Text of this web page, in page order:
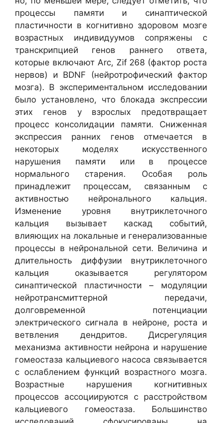
процессы памяти и синаптической
пластичности в когнитивно здоровом мозге
возрастных индивидуумов сопряжены с
транскрипцией генов раннего ответа,
которые включают Arc, Zif 268 (фактор роста
нервов) и BDNF (нейротрофический фактор
мозга). В экспериментальном исследовании
было установлено, что блокада экспрессии
этих генов у взрослых предотвращает
процесс консолидации памяти. Сниженная
экспрессия ранних генов отмечается в
некоторых моделях искусственного
нарушения памяти или в процессе
нормального старения. Особая роль
принадлежит процессам, связанным с
активностью нейронального кальция.
Изменение уровня внутриклеточного
кальция вызывает каскад событий,
влияющих на локальные и генерализованные
процессы в нейрональной сети. Величина и
длительность диффузии внутриклеточного
кальция оказывается регулятором
синаптической пластичности – модуляции
нейротрансмиттерной передачи,
долговременной потенциации
электрического сигнала в нейроне, роста и
ветвления дендритов. Дисрегуляция
механизма активности нейрона и нарушение
гомеостаза кальциевого насоса связывается
с ослаблением функций возрастного мозга.
Возрастные нарушения когнитивных
процессов ассоциируются с расстройством
кальциевого гомеостаза. Большинство